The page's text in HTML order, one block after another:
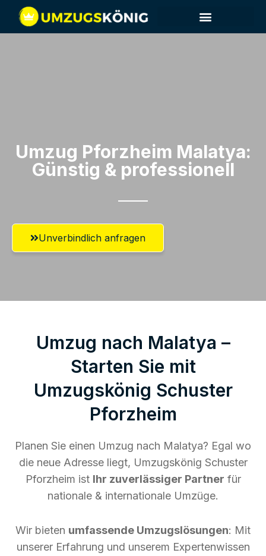
Umzug Pforzheim​ Malatya:
Günstig & professionell​
Unverbindlich anfragen
Umzug nach Malatya –
Starten Sie mit
Umzugskönig Schuster
Pforzheim
Planen Sie einen Umzug nach Malatya? Egal wo
die neue Adresse liegt, Umzugskönig Schuster
Pforzheim ist Ihr zuverlässiger Partner für
nationale & internationale Umzüge.
Wir bieten umfassende Umzugslösungen: Mit
unserer Erfahrung und unserem Expertenwissen